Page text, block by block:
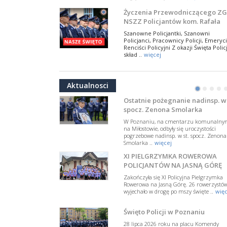
Życzenia Przewodniczącego ZG
NSZZ Policjantów kom. Rafała
Jankowskiego z okazji Święta
Policji 2026
Szanowne Policjantki, Szanowni
Policjanci, Pracownicy Policji,
Renciści Policyjni Z okazji Święta
skład .. więcej
NSZZ Policjantów: Policja nie
W przestrzeni publicznej po raz
pojawiły się wypowiedzi, które
w funkcjonariuszki i funkcjonariuszy
Policj .. więcej
Dodatkowe zarobkowanie
policjantów. NSZZP: obecne
rozwiązania wymagają zmian
zmiany przepisów regulujących
podejmowanie przez policjantów
dodatkowej pracy zarobkowe ..
więcej
Krok 1. Umorzenie. Krok 2.
z hejtem
Postępowanie dotyczące interwencji
Policji w miejscu zamieszkania red.
Tomasza Sakiewicza zostało
Aktualnosci
•• • •
NSZZ Policjantów
Na zaproszenie Zarządu Głównego NSZZ
Policjantów w Polsce gościł Rafael
Departamentu Policji w Nowym Jorku, o
.. więcej
PAMIĘTAMY I ODDAJMY HOŁD
SIERŻ. MARKOWI SIENICKIEMU
poświęconą starszemu sierżantowi Mar
Ostatnie pożegnanie nadinsp. w
spocz. Zenona Smolarka
W Poznaniu, na cmentarzu
na Miłostowie, odbyły się uroczystości
pogrzebowe nadinsp. w st. spocz. Zenona
Smolarka .. więcej
XI PIELGRZYMKA ROWEROWA
POLICJANTÓW NA JASNĄ GÓRĘ
Zakończyła się XI Policyjna Pielgrzymka
Rowerowa na Jasną Górę. 26
wyjechało w drogę po mszy święte ..
Święto Policji w Poznaniu
28 lipca 2026 roku na placu Komendy